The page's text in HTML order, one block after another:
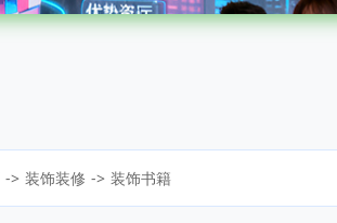
-> 装饰装修 -> 装饰书籍